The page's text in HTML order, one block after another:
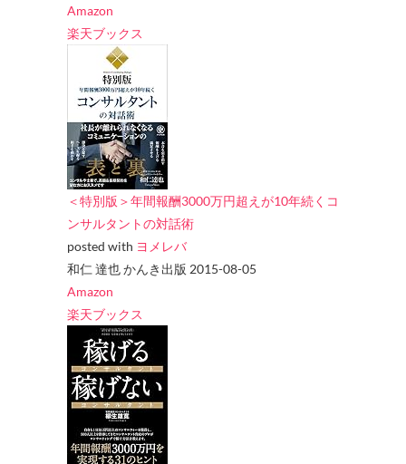
Amazon
楽天ブックス
＜特別版＞年間報酬3000万円超えが10年続くコ
ンサルタントの対話術
posted with ヨメレバ
和仁 達也 かんき出版 2015-08-05
Amazon
楽天ブックス